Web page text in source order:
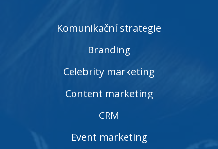
Komunikační strategie
Branding
Celebrity marketing
Content marketing
CRM
Event marketing